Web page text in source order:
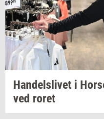
Han­dels­li­vet i
ved roret